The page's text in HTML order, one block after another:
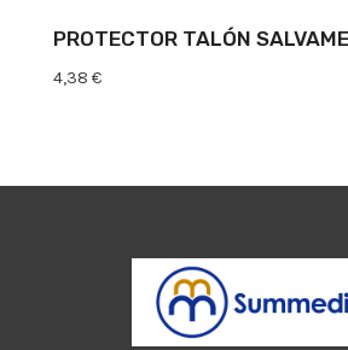
PROTECTOR TALÓN
4,38 €